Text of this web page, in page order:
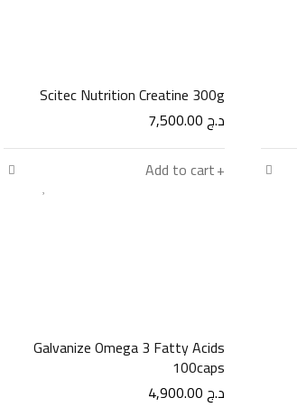
Scitec Nutrition Creatine 300g
د.ج
Add to cart
Galvanize Omega 3 Fatty Acids
100caps
د.ج